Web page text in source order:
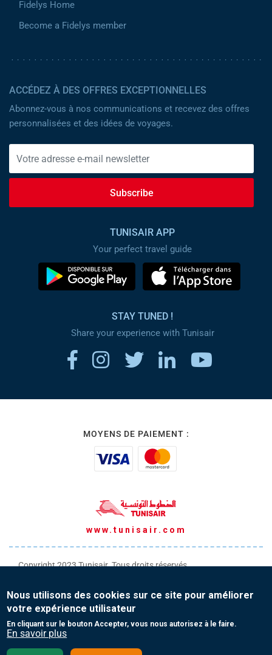
Fidelys Home
Become a Fidelys member
ACCÉDEZ À DES OFFRES EXCEPTIONNELLES
Abonnez-vous à nos communications et recevez des offres
personnalisées et des idées de voyages.
Subscribe
TUNISAIR APP
Your perfect travel guide
STAY TUNED !
Share your experience with Tunisair
MOYENS DE PAIEMENT :
www.tunisair.com
Copyright 2023 Tunisair. Tous droits réservés
Conditions générales de Vente
Protection de vos données personnelles
Nous utilisons des cookies sur ce site pour améliorer
votre expérience utilisateur
En cliquant sur le bouton Accepter, vous nous autorisez à le faire.
En savoir plus